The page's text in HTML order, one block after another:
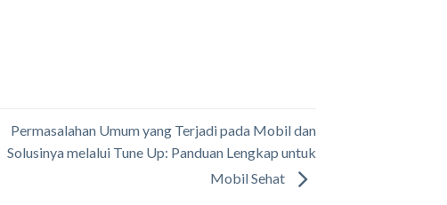
Permasalahan Umum yang Terjadi pada Mobil dan
Solusinya melalui Tune Up: Panduan Lengkap untuk
Mobil Sehat